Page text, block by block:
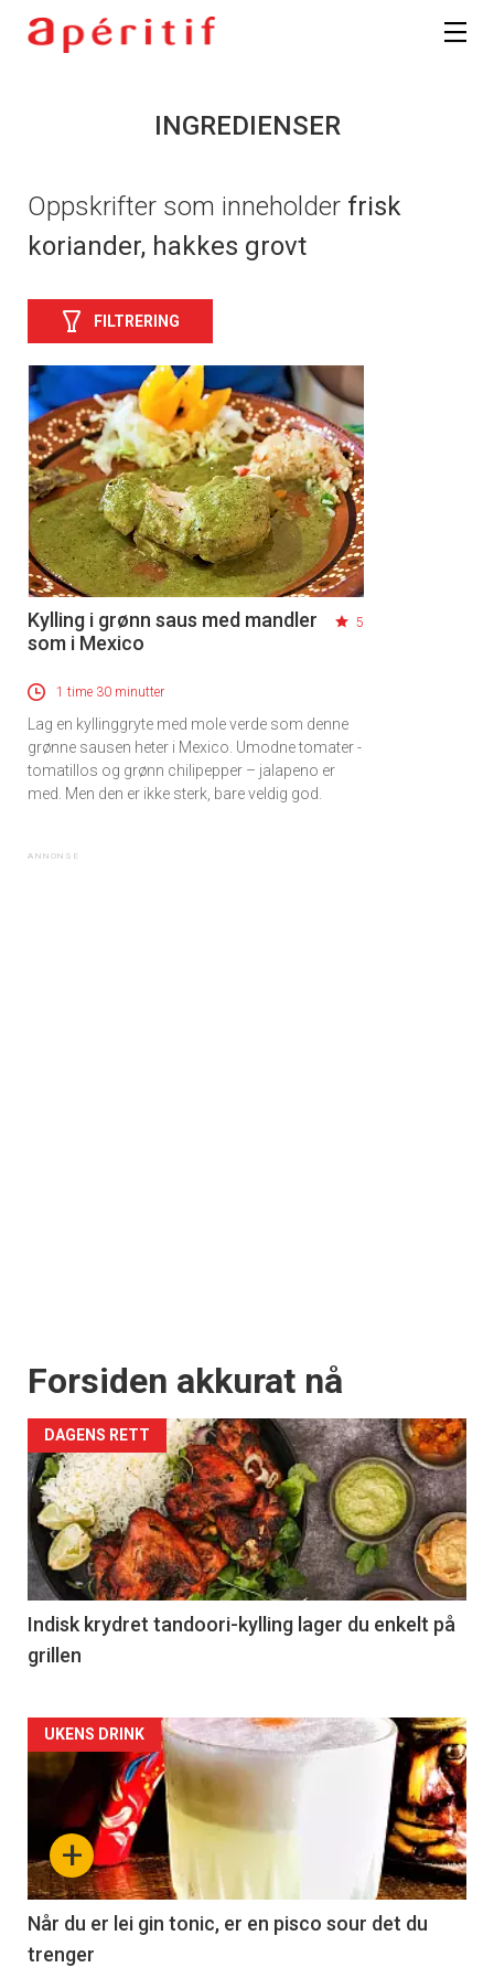
INGREDIENSER
Oppskrifter som inneholder frisk
koriander, hakkes grovt
FILTRERING
Kylling i grønn saus med mandler
som i Mexico
5
1 time 30 minutter
Lag en kyllinggryte med mole verde som denne
grønne sausen heter i Mexico. Umodne tomater -
tomatillos og grønn chilipepper – jalapeno er
med. Men den er ikke sterk, bare veldig god.
Forsiden akkurat nå
DAGENS RETT
Indisk krydret tandoori-kylling lager du enkelt på
grillen
Forsiden
akkurat
nå
-
2
+
UKENS DRINK
Når du er lei gin tonic, er en pisco sour det du
trenger